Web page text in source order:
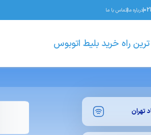
021درباره ماتماس با ما
راه خرید بلیط اتوبوس
تهران